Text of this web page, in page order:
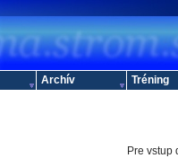
Pre vstup
Archív Tréning